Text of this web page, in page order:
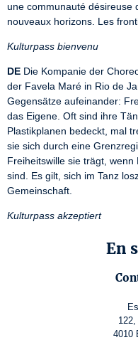
une communauté désireuse
nouveaux horizons. Les
Kulturpass bienvenu
DE Die Kompanie der
der Favela Maré in Rio de
Gegensätze aufeinander:
das Eigene. Oft sind ihre
Plastikplanen bedeckt, mal
sie sich durch eine
Freiheitswille sie trägt,
sind. Es gilt, sich im Tanz
Gemeinschaft.
Kulturpass akzeptiert
En
4010